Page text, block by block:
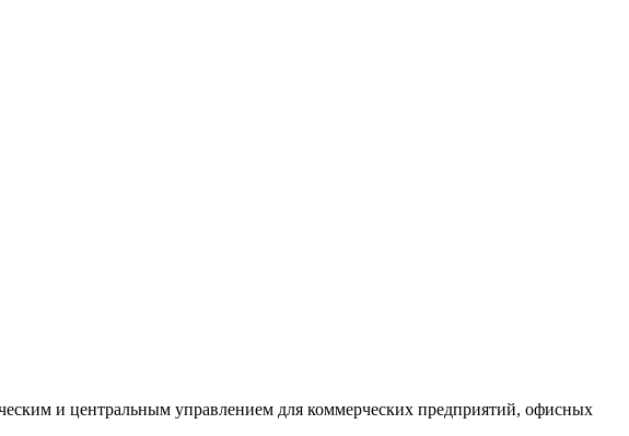
и центральным управлением для коммерческих предприятий, офисных